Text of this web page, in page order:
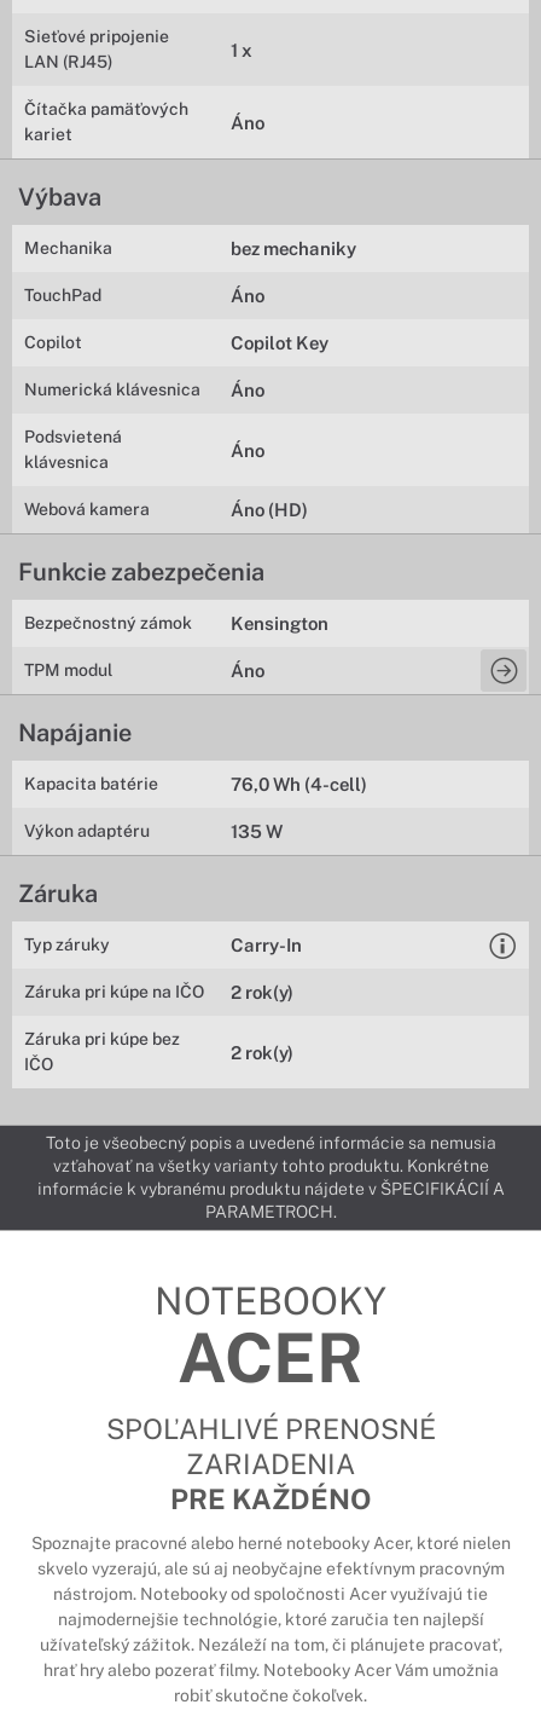
Sieťové pripojenie
LAN (RJ45)
1 x
Čítačka pamäťových
kariet
Áno
Výbava
Mechanika bez mechaniky
TouchPad Áno
Copilot Copilot Key
Numerická klávesnica Áno
Podsvietená
klávesnica
Áno
Webová kamera Áno (HD)
Funkcie zabezpečenia
Bezpečnostný zámok Kensington
TPM modul Áno
Napájanie
Kapacita batérie 76,0 Wh (4-cell)
Výkon adaptéru 135 W
Záruka
Typ záruky Carry-In
Záruka pri kúpe na IČO 2 rok(y)
Záruka pri kúpe bez
IČO
2 rok(y)
Toto je všeobecný popis a uvedené informácie sa nemusia
vzťahovať na všetky varianty tohto produktu. Konkrétne
informácie k vybranému produktu nájdete v ŠPECIFIKÁCIÍ A
PARAMETROCH.
NOTEBOOKY
ACER
SPOĽAHLIVÉ PRENOSNÉ
ZARIADENIA
PRE KAŽDÉNO
Spoznajte pracovné alebo herné notebooky Acer, ktoré nielen
skvelo vyzerajú, ale sú aj neobyčajne efektívnym pracovným
nástrojom. Notebooky od spoločnosti Acer využívajú tie
najmodernejšie technológie, ktoré zaručia ten najlepší
užívateľský zážitok. Nezáleží na tom, či plánujete pracovať,
hrať hry alebo pozerať filmy. Notebooky Acer Vám umožnia
robiť skutočne čokoľvek.